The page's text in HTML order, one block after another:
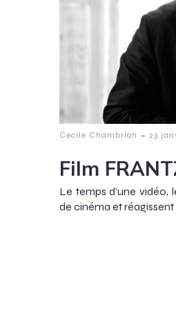
Cecile Chambrion - 23
Film
Le temps d’une vidéo,
de cinéma et